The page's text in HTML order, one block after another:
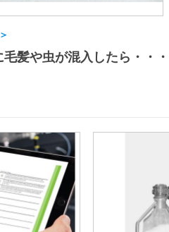
髪や虫が混入したら・・・